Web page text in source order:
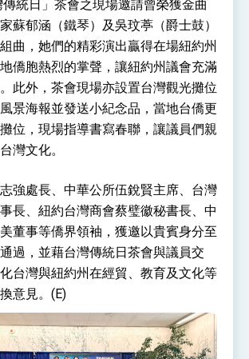
統日」茶會之現場邀請曾榮獲金曲
蘇郁涵（鐵琴）及吳玟葶（爵士鼓）
曲，她們的精彩演出贏得在場紐約州
僑胞熱烈的掌聲，讓紐約州議會充滿
此外，茶會現場亦設置台灣觀光攤位
景海報並發送小紀念品，當地台僑更
位，現場指導書寫春聯，讓議員們親
灣文化。
強處長、中華公所伍銳賢主席、台灣
長、紐約台灣商會蔡璧徽秘書長、中
董事等僑界領袖，獲邀以貴賓身分至
過，並藉台灣傳統日茶會與議員交
台灣與紐約州在經貿、教育及文化等
意見。(E)